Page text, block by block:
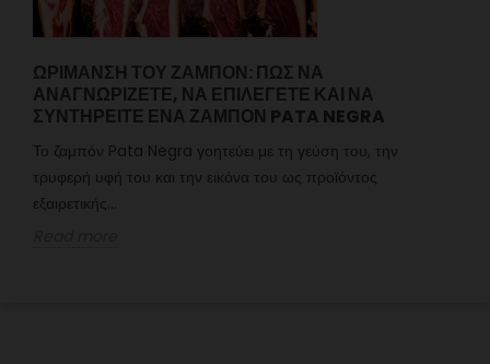
ΩΡΊΜΑΝΣΗ ΤΟΥ ΖΑΜΠΌΝ: ΠΏΣ ΝΑ
ΑΝΑΓΝΩΡΊΖΕΤΕ, ΝΑ ΕΠΙΛΈΓΕΤΕ ΚΑΙ ΝΑ
ΣΥΝΤΗΡΕΊΤΕ ΈΝΑ ΖΑΜΠΌΝ PATA NEGRA
Το ζαμπόν Pata Negra γοητεύει με τη γεύση του, την
τρυφερή υφή του και την εικόνα του ως προϊόντος
εξαιρετικής...